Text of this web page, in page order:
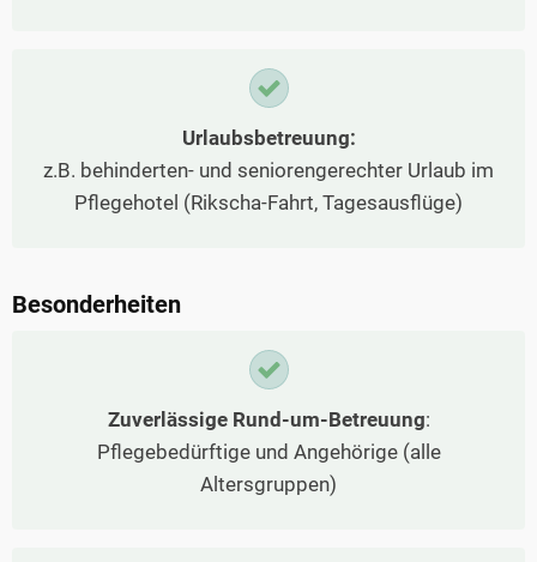
Urlaubsbetreuung:
z.B. behinderten- und seniorengerechter Urlaub im
Pflegehotel (Rikscha-Fahrt, Tagesausflüge)
Besonderheiten
Zuverlässige Rund-um-Betreuung:
Pflegebedürftige und Angehörige (alle
Altersgruppen)